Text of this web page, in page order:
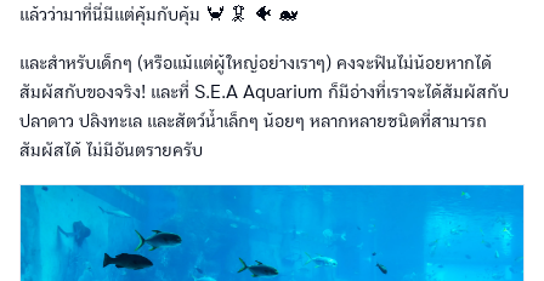
แล้วว่ามาที่นี่มีแต่คุ้มกับคุ้ม 🦀 🦑 🐠 🐋
และสำหรับเด็กๆ (หรือแม้แต่ผู้ใหญ่อย่างเราๆ) คงจะฟินไม่น้อยหากได้
สัมผัสกับของจริง! และที่ S.E.A Aquarium ก็มีอ่างที่เราจะได้สัมผัสกับ
ปลาดาว ปลิงทะเล และสัตว์น้ำเล็กๆ น้อยๆ หลากหลายชนิดที่สามารถ
สัมผัสได้ ไม่มีอันตรายครับ